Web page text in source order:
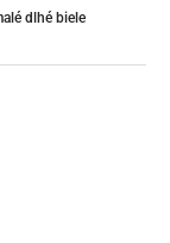
dlhé biele